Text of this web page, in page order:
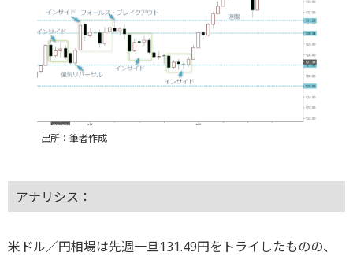
出所：筆者作成
アナリシス：
米ドル／円相場は先週一旦131.49円をトライしたものの、